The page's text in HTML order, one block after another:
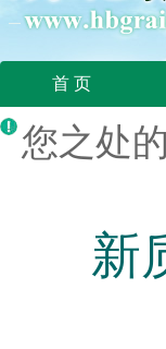
首 页
您之处
新